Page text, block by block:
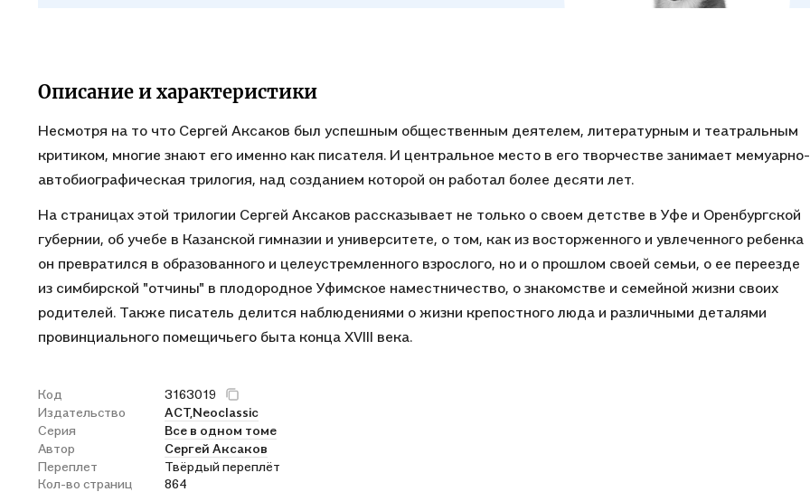
Описание и характеристики
Несмотря на то что Сергей Аксаков был успешным общественным деятелем, литературным и театральным
критиком, многие знают его именно как писателя. И центральное место в его творчестве занимает мемуарно-
автобиографическая трилогия, над созданием которой он работал более десяти лет.
На страницах этой трилогии Сергей Аксаков рассказывает не только о своем детстве в Уфе и Оренбургской
губернии, об учебе в Казанской гимназии и университете, о том, как из восторженного и увлеченного ребенка
он превратился в образованного и целеустремленного взрослого, но и о прошлом своей семьи, о ее переезде
из симбирской "отчины" в плодородное Уфимское наместничество, о знакомстве и семейной жизни своих
родителей. Также писатель делится наблюдениями о жизни крепостного люда и различными деталями
провинциального помещичьего быта конца XVIII века.
Код
3163019
Издательство
АСТ,Neoclassic
Серия
Все в одном томе
Автор
Сергей Аксаков
Переплет
Твёрдый переплёт
Кол-во страниц
864